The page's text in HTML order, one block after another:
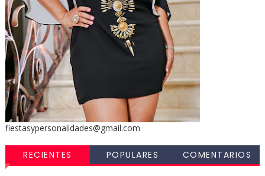
fiestasypersonalidades@gmail.com
RECIENTES POPULARES COMENTARIOS